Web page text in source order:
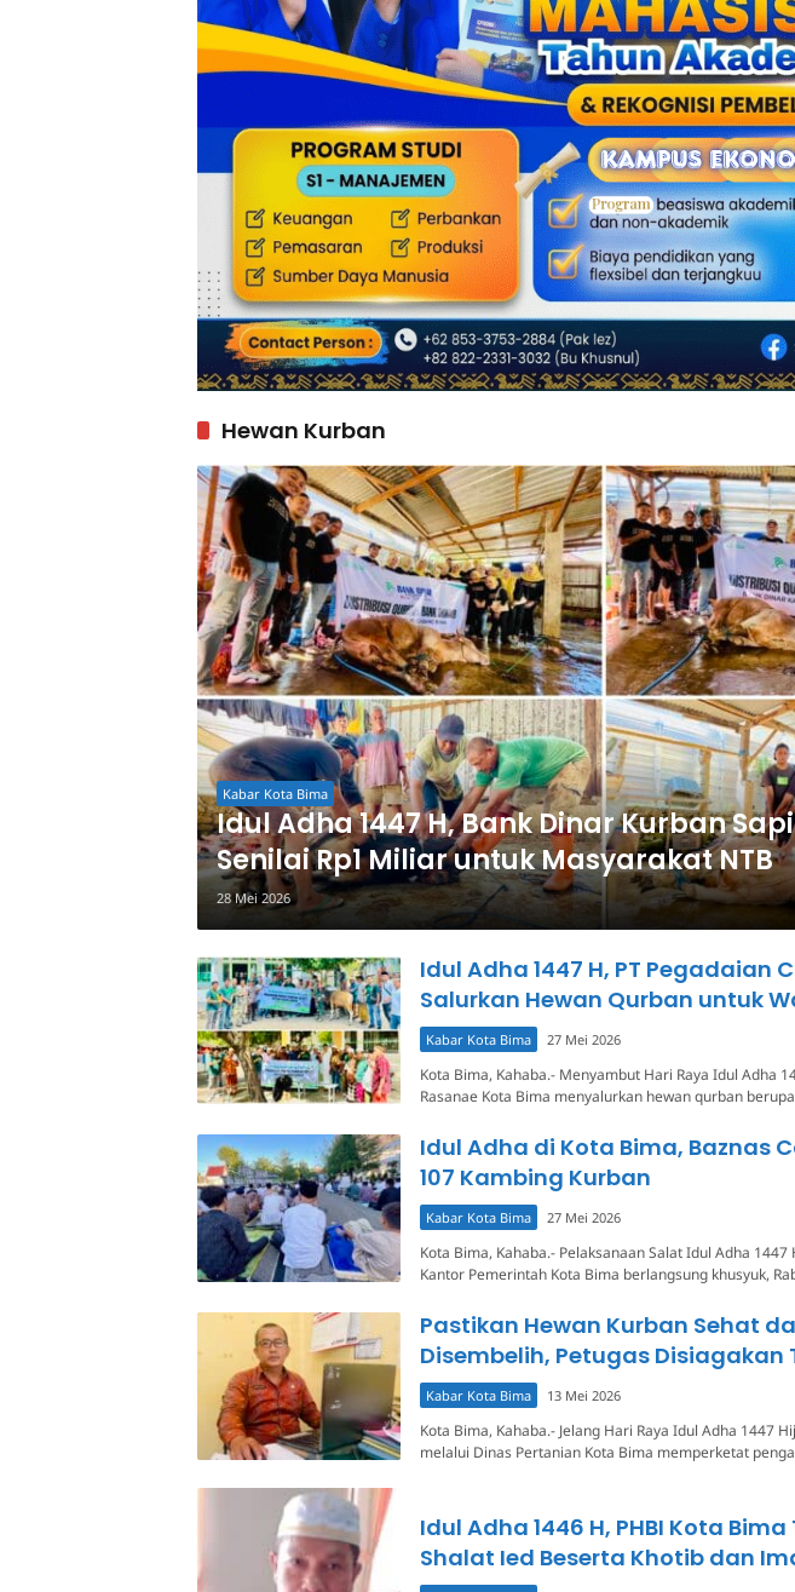
Hewan Kurban
Kabar Kota Bima
Idul Adha 1447 H, Bank Dinar Kurban
Senilai Rp1 Miliar untuk Masyarakat NTB
28 Mei 2026
Idul Adha 1447 H, PT Pegadaian
Salurkan Hewan Qurban untuk
Kabar Kota Bima 27 Mei 2026
Kota Bima, Kahaba.- Menyambut Hari Raya Idul Adha
Rasanae Kota Bima menyalurkan hewan qurban
Idul Adha di Kota Bima, Baznas
107 Kambing Kurban
Kabar Kota Bima 27 Mei 2026
Kota Bima, Kahaba.- Pelaksanaan Salat Idul Adha
Kantor Pemerintah Kota Bima berlangsung khusyuk,
Pastikan Hewan Kurban Sehat
Disembelih, Petugas Disiagakan
Kabar Kota Bima 13 Mei 2026
Kota Bima, Kahaba.- Jelang Hari Raya Idul Adha 1447
melalui Dinas Pertanian Kota Bima memperketat
Idul Adha 1446 H, PHBI Kota
Shalat Ied Beserta Khotib dan